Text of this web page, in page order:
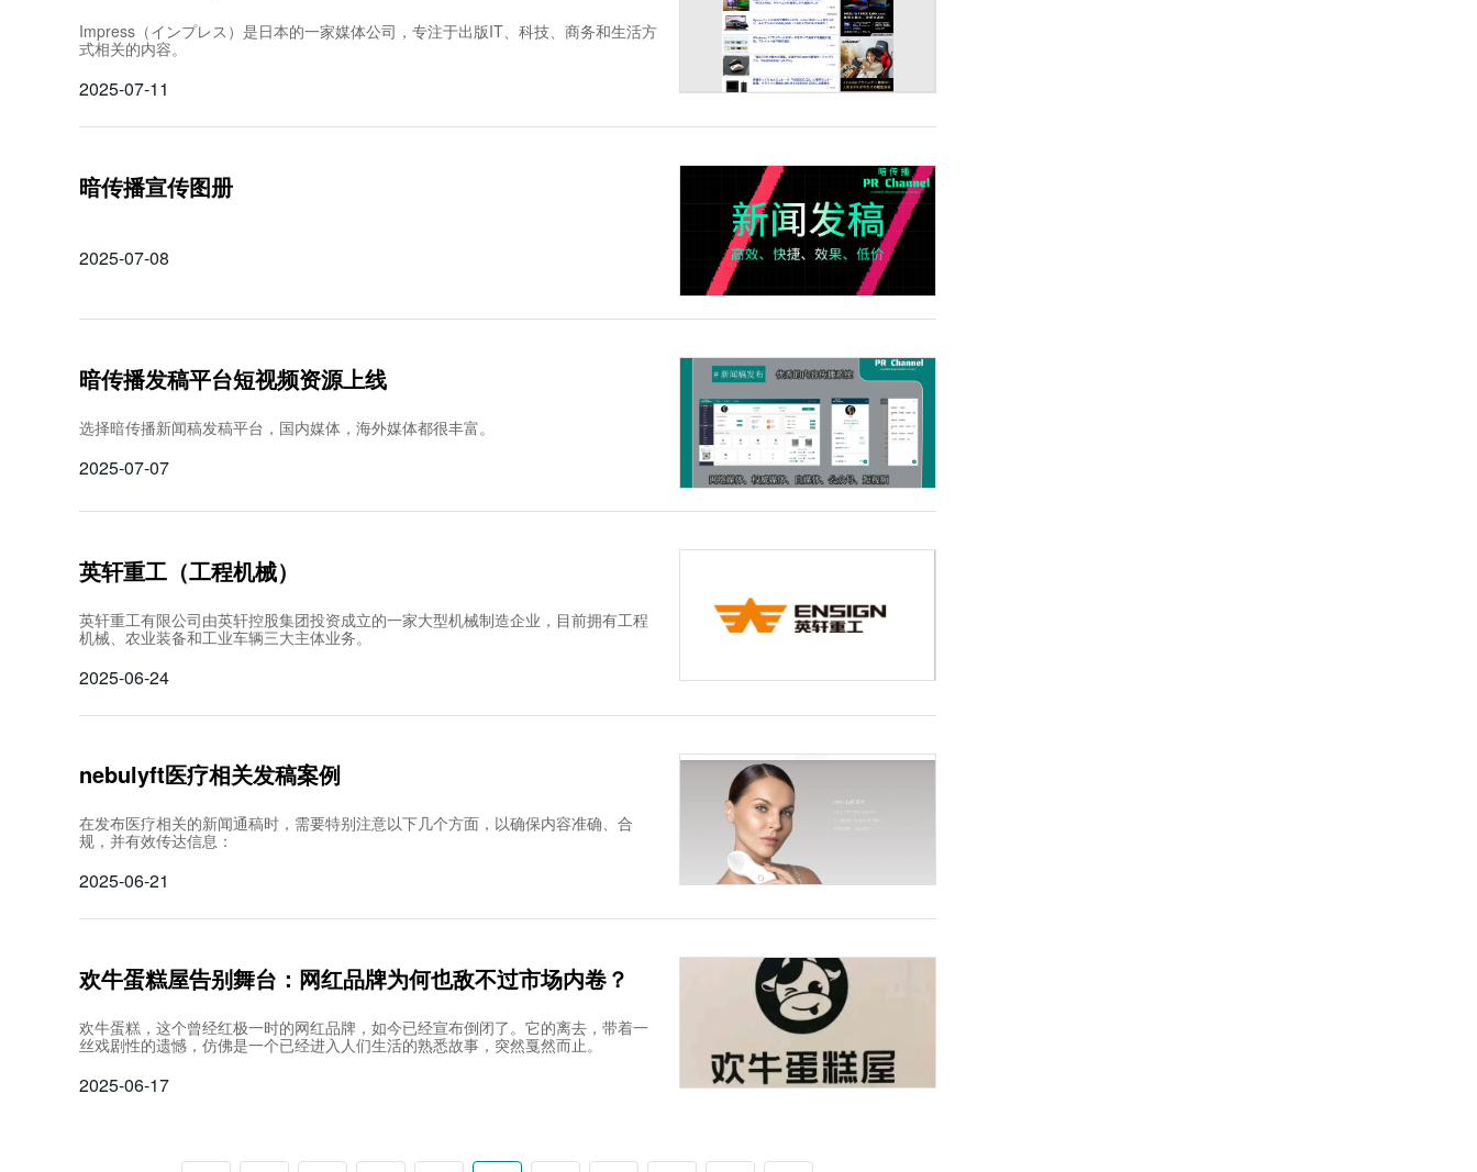
Impress（インプレス）是日本的一家媒体公司，专注于出版IT、科技、商务和生活方
式相关的内容。
2025-07-11
暗传播宣传图册
2025-07-08
暗传播发稿平台短视频资源上线
选择暗传播新闻稿发稿平台，国内媒体，海外媒体都很丰富。
2025-07-07
英轩重工（工程机械）
英轩重工有限公司由英轩控股集团投资成立的一家大型机械制造企业，目前拥有工程
机械、农业装备和工业车辆三大主体业务。
2025-06-24
nebulyft医疗相关发稿案例
在发布医疗相关的新闻通稿时，需要特别注意以下几个方面，以确保内容准确、合
规，并有效传达信息：
2025-06-21
欢牛蛋糕屋告别舞台：网红品牌为何也敌不过市场内卷？
欢牛蛋糕，这个曾经红极一时的网红品牌，如今已经宣布倒闭了。它的离去，带着一
丝戏剧性的遗憾，仿佛是一个已经进入人们生活的熟悉故事，突然戛然而止。
2025-06-17